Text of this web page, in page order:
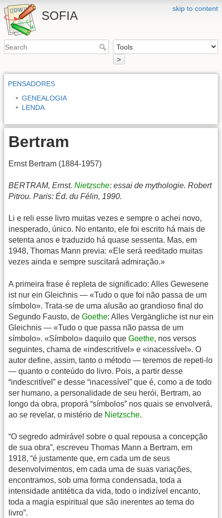
skip to content
SOFIA
>
PENSADORES
GENEALOGIA
LENDA
Bertram
Ernst Bertram (1884-1957)
BERTRAM, Ernst. Nietzsche: essai de mythologie. Robert
Pitrou. Paris: Éd. du Félin, 1990.
Li e reli esse livro muitas vezes e sempre o achei novo,
inesperado, único. No entanto, ele foi escrito há mais de
setenta anos e traduzido há quase sessenta. Mas, em
1948, Thomas Mann previa: «Ele será reeditado muitas
vezes ainda e sempre suscitará admiração.»
A primeira frase é repleta de significado: Alles Gewesene
ist nur ein Gleichnis — «Tudo o que foi não passa de um
símbolo». Trata-se de uma alusão ao grandioso final do
Segundo Fausto, de Goethe: Alles Vergängliche ist nur ein
Gleichnis — «Tudo o que passa não passa de um
símbolo». «Símbolo» daquilo que Goethe, nos versos
seguintes, chama de «indescritível» e «inacessível». O
autor define, assim, tanto o método — teremos de repeti-lo
— quanto o conteúdo do livro. Pois, a partir desse
“indescritível” e desse “inacessível” que é, como a de todo
ser humano, a personalidade de seu herói, Bertram, ao
longo da obra, proporá “símbolos” nos quais se envolverá,
ao se revelar, o mistério de Nietzsche.
“O segredo admirável sobre o qual repousa a concepção
de sua obra”, escreveu Thomas Mann a Bertram, em
1918, “é justamente que, em cada um de seus
desenvolvimentos, em cada uma de suas variações,
encontramos, sob uma forma condensada, toda a
intensidade antitética da vida, todo o indizível encanto,
toda a magia espiritual que são inerentes ao tema do
livro”.